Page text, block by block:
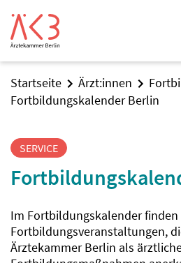
Startseite Ärzt:innen
Fortbildungskalender Berlin
SERVICE
Im Fortbildungskalender finden
Fortbildungsveranstaltungen,
Ärztekammer Berlin als